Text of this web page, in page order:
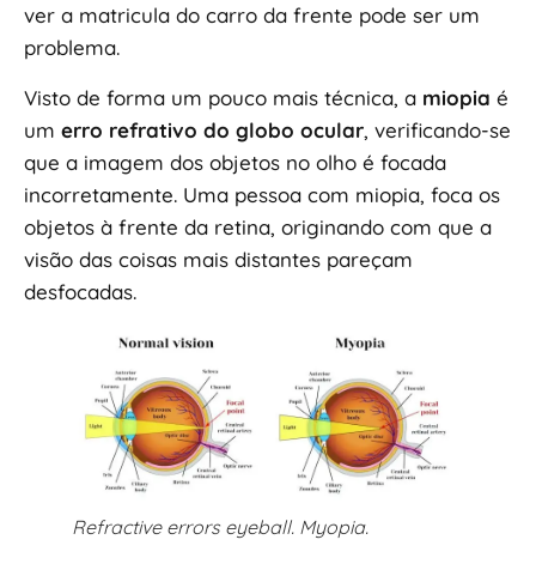
ver a matricula do carro da frente pode ser um
problema.
Visto de forma um pouco mais técnica, a miopia é
um erro refrativo do globo ocular, verificando-se
que a imagem dos objetos no olho é focada
incorretamente. Uma pessoa com miopia, foca os
objetos à frente da retina, originando com que a
visão das coisas mais distantes pareçam
desfocadas.
Refractive errors eyeball. Myopia.